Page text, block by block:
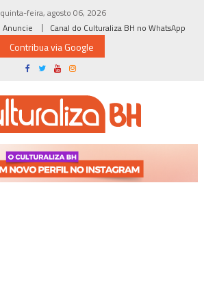
quinta-feira, agosto 06, 2026
Anuncie Canal do Culturaliza BH no WhatsApp
Contribua via Google